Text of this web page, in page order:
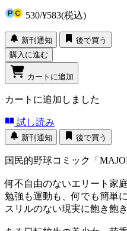
530/¥583(税込)
新刊通知
後で買う
購入に進む
カートに追加
カートに追加しました
試し読み
新刊通知 後で買う
国民的野球コミック「
何不自由のないエリート家
勉強も運動も、何でも簡単
スリルのない現実に飽き飽